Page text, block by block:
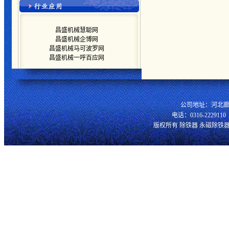
昌盛机械慧聪网
昌盛机械企博网
昌盛机械马可波罗网
昌盛机械一呼百应网
公司地址：河北
电话：0316-2229110
版权所有 除铁器 永磁除铁